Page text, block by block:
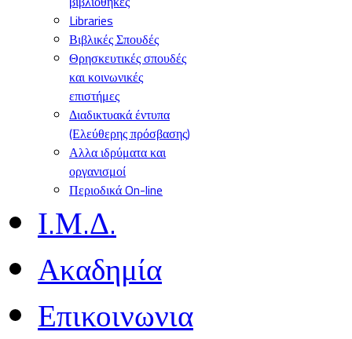
Libraries
Βιβλικές Σπουδές
Θρησκευτικές σπουδές
και κοινωνικές
επιστήμες
Διαδικτυακά έντυπα
(Ελεύθερης πρόσβασης)
Αλλα ιδρύματα και
οργανισμοί
Περιοδικά On-line
Ι.Μ.Δ.
Ακαδημία
Επικοινωνια